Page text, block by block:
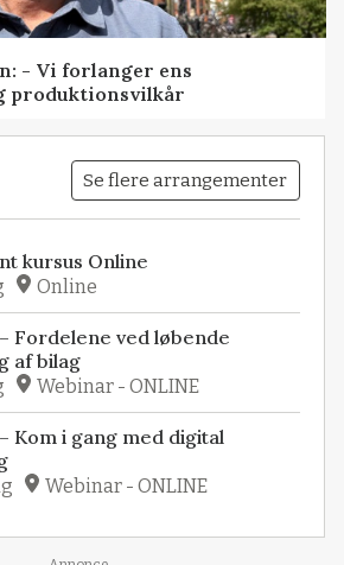
- Vi forlanger ens
produktionsvilkår
Se flere arrangementer
kursus Online
Online
Fordelene ved løbende
af bilag
Webinar - ONLINE
Kom i gang med digital
Webinar - ONLINE